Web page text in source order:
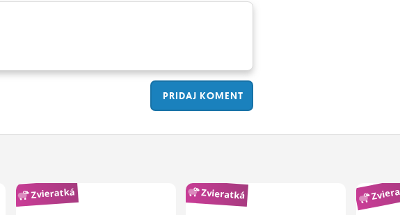
PRIDAJ KOMENT
Zvieratká Zvieratká